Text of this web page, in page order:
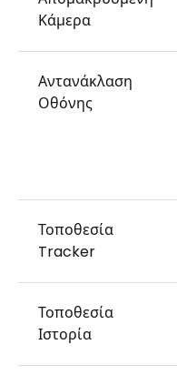
Κάμερα
Αντανάκλαση
Οθόνης
Τοποθεσία
Tracker
Τοποθεσία
Ιστορία